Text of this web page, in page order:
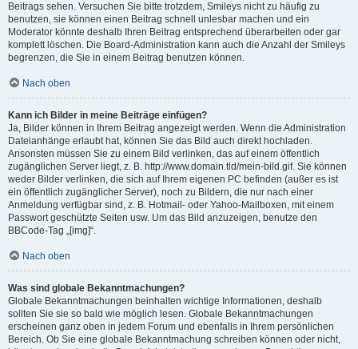
Beitrags sehen. Versuchen Sie bitte trotzdem, Smileys nicht zu häufig zu
benutzen, sie können einen Beitrag schnell unlesbar machen und ein
Moderator könnte deshalb Ihren Beitrag entsprechend überarbeiten oder gar
komplett löschen. Die Board-Administration kann auch die Anzahl der Smileys
begrenzen, die Sie in einem Beitrag benutzen können.
Nach oben
Kann ich Bilder in meine Beiträge einfügen?
Ja, Bilder können in Ihrem Beitrag angezeigt werden. Wenn die Administration
Dateianhänge erlaubt hat, können Sie das Bild auch direkt hochladen.
Ansonsten müssen Sie zu einem Bild verlinken, das auf einem öffentlich
zugänglichen Server liegt, z. B. http://www.domain.tld/mein-bild.gif. Sie können
weder Bilder verlinken, die sich auf Ihrem eigenen PC befinden (außer es ist
ein öffentlich zugänglicher Server), noch zu Bildern, die nur nach einer
Anmeldung verfügbar sind, z. B. Hotmail- oder Yahoo-Mailboxen, mit einem
Passwort geschützte Seiten usw. Um das Bild anzuzeigen, benutze den
BBCode-Tag „[img]“.
Nach oben
Was sind globale Bekanntmachungen?
Globale Bekanntmachungen beinhalten wichtige Informationen, deshalb
sollten Sie sie so bald wie möglich lesen. Globale Bekanntmachungen
erscheinen ganz oben in jedem Forum und ebenfalls in Ihrem persönlichen
Bereich. Ob Sie eine globale Bekanntmachung schreiben können oder nicht,